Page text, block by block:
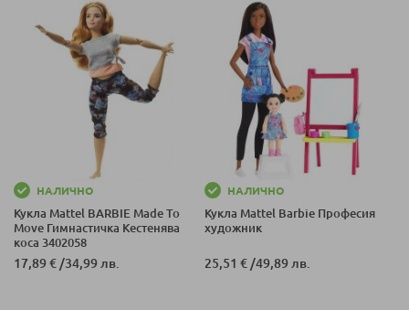
НАЛИЧНО
Кукла Mattel BARBIE Made To
Move Гимнастичка Кестенява
коса 3402058
17,89 € /34,99 лв.
НАЛИЧНО
Кукла Mattel Barbie Професия
художник
25,51 € /49,89 лв.